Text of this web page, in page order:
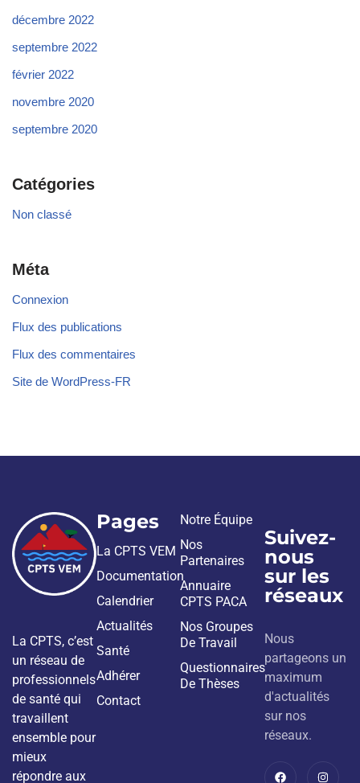
décembre 2022
septembre 2022
février 2022
novembre 2020
septembre 2020
Catégories
Non classé
Méta
Connexion
Flux des publications
Flux des commentaires
Site de WordPress-FR
La CPTS, c’est
un réseau de
professionnels
de santé qui
travaillent
ensemble pour
mieux
répondre aux
Pages
La CPTS VEM
Documentation
Calendrier
Actualités
Santé
Adhérer
Contact
Notre Équipe
Nos
Partenaires
Annuaire
CPTS PACA
Nos Groupes
De Travail
Questionnaires
De Thèses
Suivez-
nous
sur les
réseaux
Nous
partageons un
maximum
d'actualités
sur nos
réseaux.